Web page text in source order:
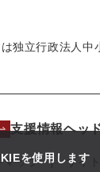
を使用します
独立行政法人中
支援情報ヘッ
マップ サイ